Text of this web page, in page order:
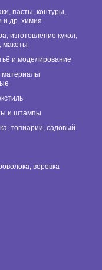
пасты, контуры,
и др. химия
изготовление кукол,
макеты
и моделирование
материалы
и штампы
топиарии, садовый
веревка